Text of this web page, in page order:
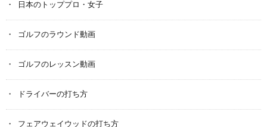
日本のトッププロ・女子
ゴルフのラウンド動画
ゴルフのレッスン動画
ドライバーの打ち方
フェアウェイウッドの打ち方